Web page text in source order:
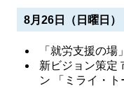
8月26日（日曜日）
「就労支援の場
新ビジョン策定
ン 「ミライ・